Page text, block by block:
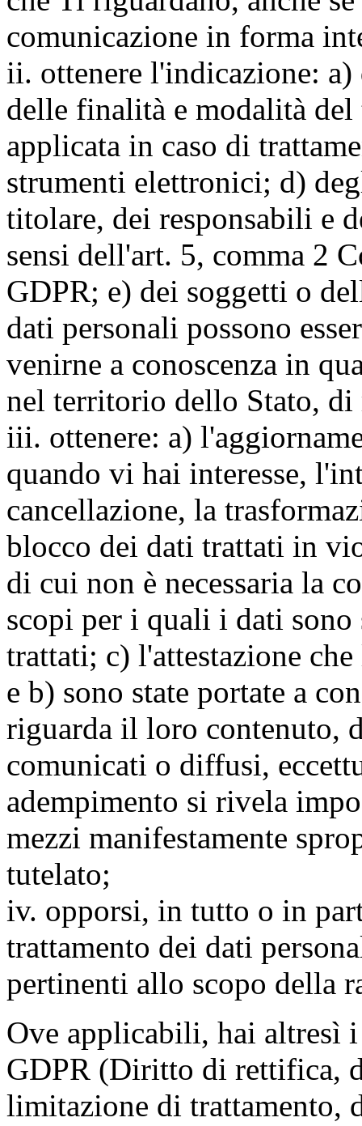
comunicazione in forma
ii. ottenere l'indicazione:
delle finalità e modalità
applicata in caso di
strumenti elettronici; d)
titolare, dei responsabili e
sensi dell'art. 5, comma 2
GDPR; e) dei soggetti o
dati personali possono
venirne a conoscenza in
nel territorio dello Stato,
iii. ottenere: a)
quando vi hai interesse,
cancellazione, la
blocco dei dati trattati in
di cui non è necessaria la
scopi per i quali i dati sono
trattati; c) l'attestazione
e b) sono state portate a
riguarda il loro contenuto,
comunicati o diffusi,
adempimento si rivela
mezzi manifestamente
tutelato;
iv. opporsi, in tutto o in
trattamento dei dati
pertinenti allo scopo della
Ove applicabili, hai
GDPR (Diritto di rettifica,
limitazione di trattamento,